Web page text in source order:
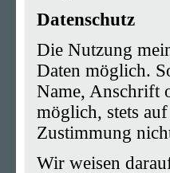
Datenschutz
Die Nutzung
Daten möglich.
Name, Anschrift
möglich, stets
Zustimmung
Wir weisen